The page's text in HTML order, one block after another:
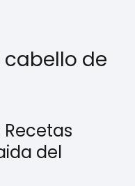
de
del